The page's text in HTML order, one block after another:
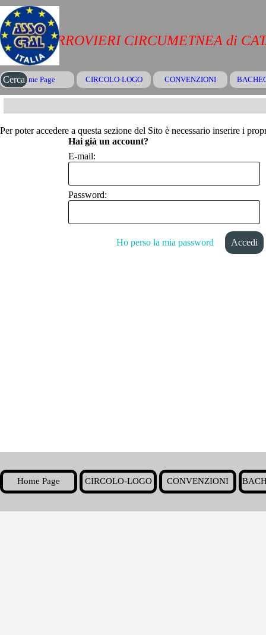
Vai ai contenuti
Salta menù
Home Page CIRCOLO-LOGO ▼
CONVENZIONI
CRAL FERROVIERI CIRCUMETNEA di
Cerca
Per poter accedere a questa sezione del Sito è necessario inserire i
Hai già un account?
E-mail:
Password:
Ho perso la mia password
Home Page CIRCOLO-LOGO ▼
CONVENZIONI